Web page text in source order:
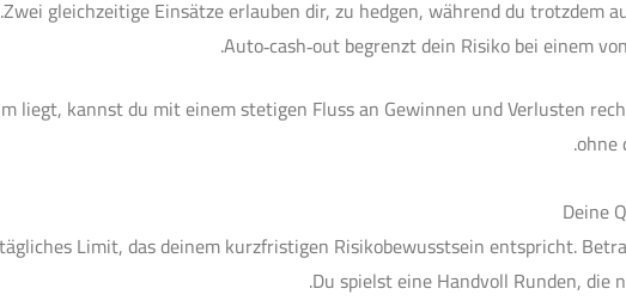
Zwei gleichzeitige Einsätze erlauben dir, zu hedgen, während du trotzdem
Auto‑cash‑out begrenzt dein Risiko bei einem
liegt, kannst du mit einem stetigen Fluss an Gewinnen und Verlusten
ohne
Deine
Limit, das deinem kurzfristigen Risikobewusstsein entspricht.
Du spielst eine Handvoll Runden, die